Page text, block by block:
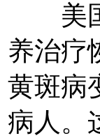
美国
养治疗
黄斑病
病人。